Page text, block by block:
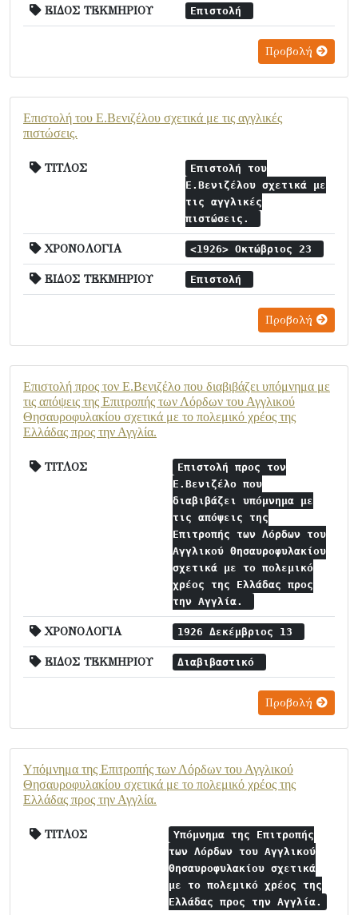
ΕΙΔΟΣ ΤΕΚΜΗΡΙΟΥ Επιστολή
Προβολή
Επιστολή του Ε.Βενιζέλου σχετικά με τις αγγλικές
πιστώσεις.
ΤΙΤΛΟΣ
Επιστολή του
Ε.Βενιζέλου σχετικά με
τις αγγλικές
πιστώσεις.
ΧΡΟΝΟΛΟΓΙΑ <1926> Οκτώβριος 23
ΕΙΔΟΣ ΤΕΚΜΗΡΙΟΥ Επιστολή
Προβολή
Επιστολή προς τον Ε.Βενιζέλο που διαβιβάζει υπόμνημα με
τις απόψεις της Επιτροπής των Λόρδων του Αγγλικού
Θησαυροφυλακίου σχετικά με το πολεμικό χρέος της
Ελλάδας προς την Αγγλία.
ΤΙΤΛΟΣ
Επιστολή προς τον
Ε.Βενιζέλο που
διαβιβάζει υπόμνημα με
τις απόψεις της
Επιτροπής των Λόρδων του
Αγγλικού Θησαυροφυλακίου
σχετικά με το πολεμικό
χρέος της Ελλάδας προς
την Αγγλία.
ΧΡΟΝΟΛΟΓΙΑ 1926 Δεκέμβριος 13
ΕΙΔΟΣ ΤΕΚΜΗΡΙΟΥ Διαβιβαστικό
Προβολή
Υπόμνημα της Επιτροπής των Λόρδων του Αγγλικού
Θησαυροφυλακίου σχετικά με το πολεμικό χρέος της
Ελλάδας προς την Αγγλία.
ΤΙΤΛΟΣ
Υπόμνημα της Επιτροπής
των Λόρδων του Αγγλικού
Θησαυροφυλακίου σχετικά
με το πολεμικό χρέος της
Ελλάδας προς την Αγγλία.